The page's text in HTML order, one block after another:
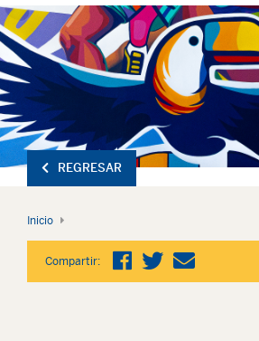
REGRESAR
Inicio
Compartir: